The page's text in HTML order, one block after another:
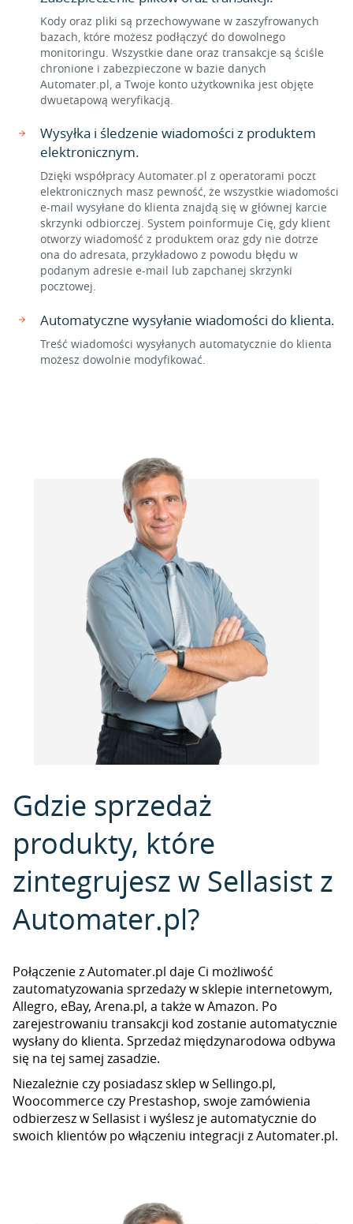
Kody oraz pliki są przechowywane w zaszyfrowanych
bazach, które możesz podłączyć do dowolnego
monitoringu. Wszystkie dane oraz transakcje są ściśle
chronione i zabezpieczone w bazie danych
Automater.pl, a Twoje konto użytkownika jest objęte
dwuetapową weryfikacją.
Wysyłka i śledzenie wiadomości z produktem
elektronicznym.
Dzięki współpracy Automater.pl z operatorami poczt
elektronicznych masz pewność, że wszystkie wiadomości
e-mail wysyłane do klienta znajdą się w głównej karcie
skrzynki odbiorczej. System poinformuje Cię, gdy klient
otworzy wiadomość z produktem oraz gdy nie dotrze
ona do adresata, przykładowo z powodu błędu w
podanym adresie e-mail lub zapchanej skrzynki
pocztowej.
Automatyczne wysyłanie wiadomości do klienta.
Treść wiadomości wysyłanych automatycznie do klienta
możesz dowolnie modyfikować.
Gdzie sprzedaż
produkty, które
zintegrujesz w Sellasist z
Automater.pl?
Połączenie z Automater.pl daje Ci możliwość
zautomatyzowania sprzedaży w sklepie internetowym,
Allegro, eBay, Arena.pl, a także w Amazon. Po
zarejestrowaniu transakcji kod zostanie automatycznie
wysłany do klienta. Sprzedaż międzynarodowa odbywa
się na tej samej zasadzie.
Niezależnie czy posiadasz sklep w Sellingo.pl,
Woocommerce czy Prestashop, swoje zamówienia
odbierzesz w Sellasist i wyślesz je automatycznie do
swoich klientów po włączeniu integracji z Automater.pl.